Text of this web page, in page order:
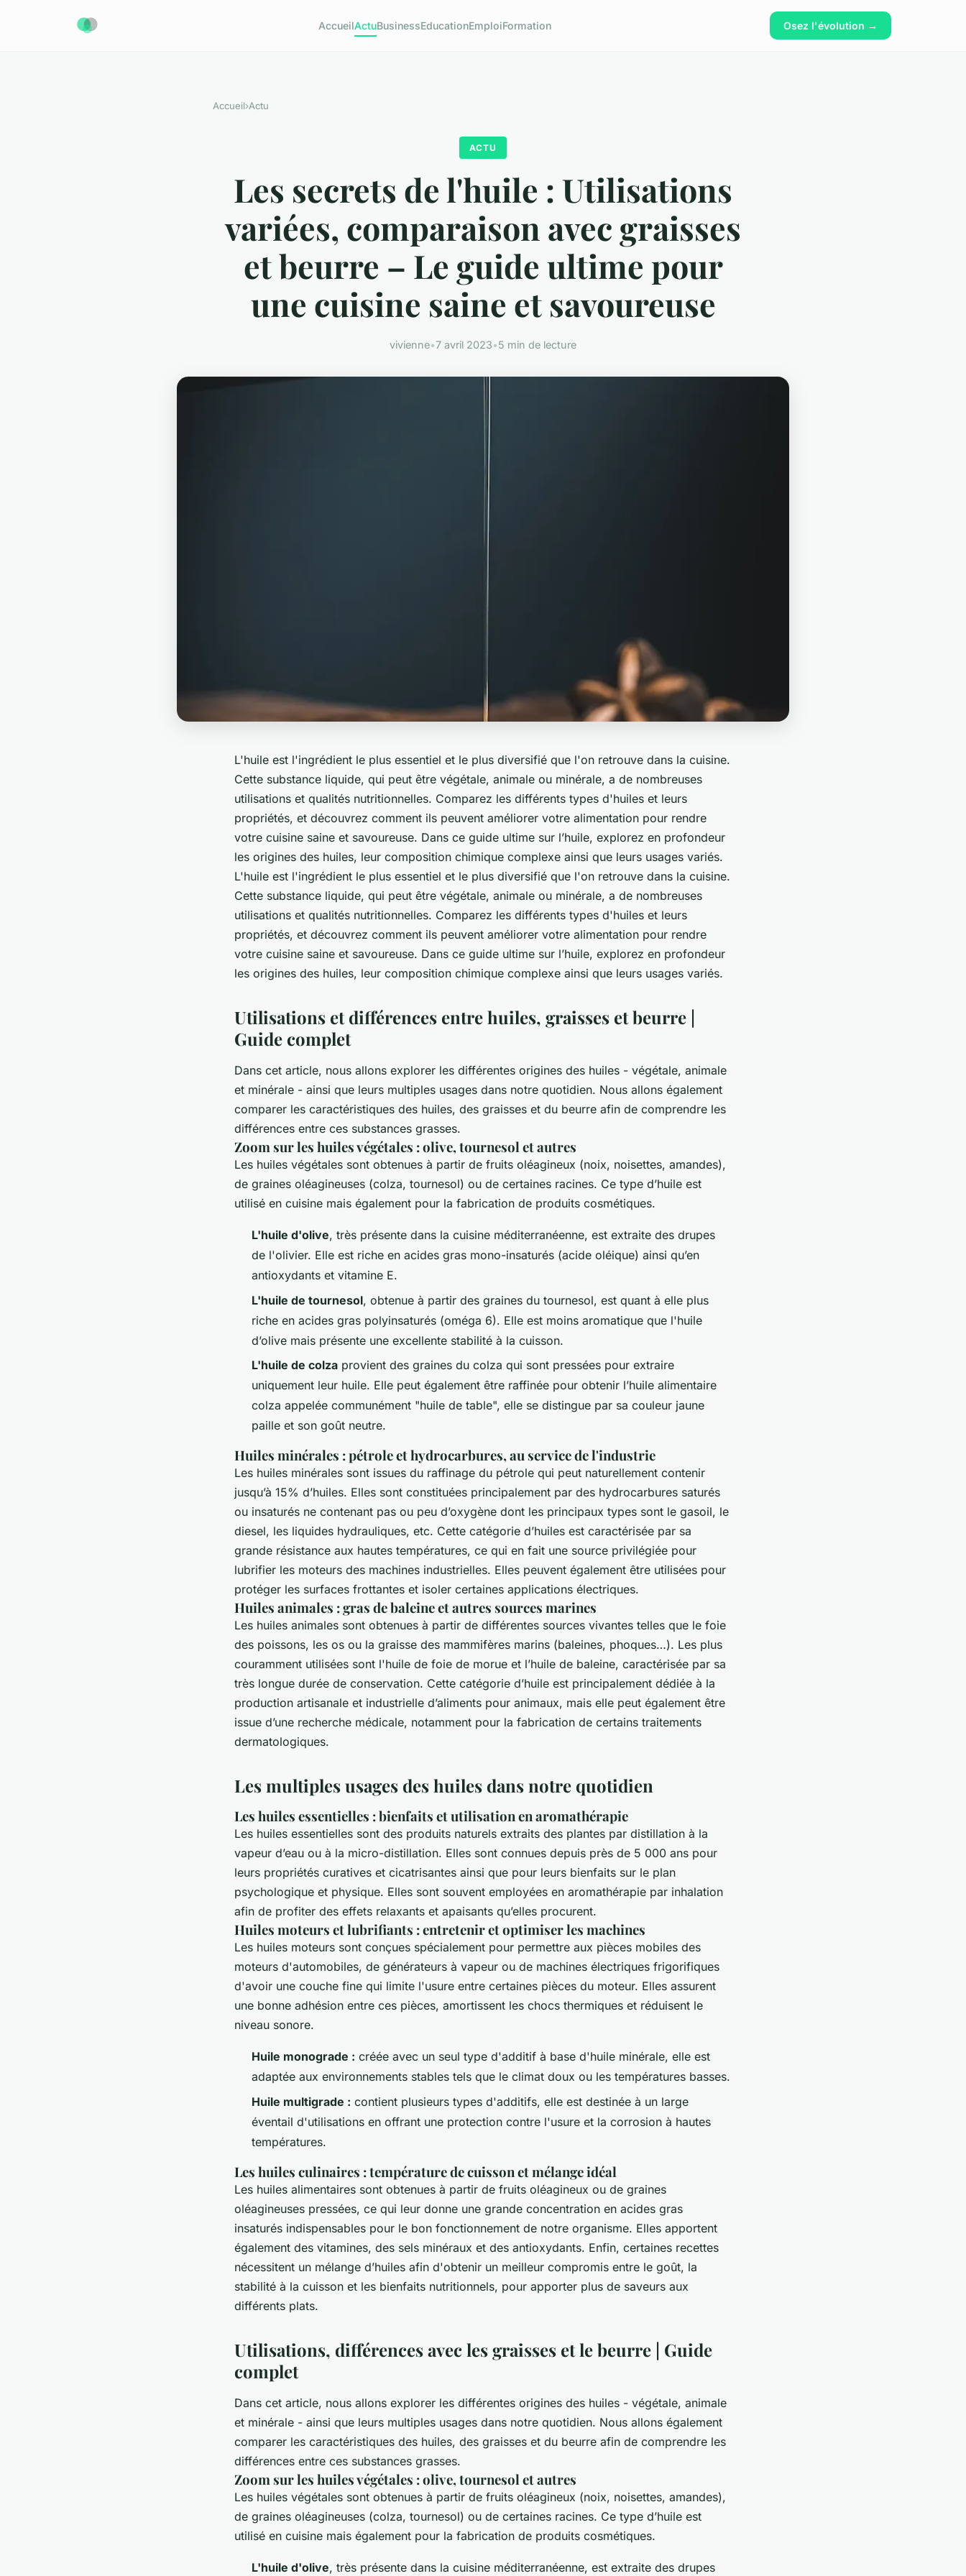
AccueilActuBusinessEducationEmploiFormation Osez l'évolution →
Accueil›Actu
ACTU
Les secrets de l'huile : Utilisations
variées, comparaison avec graisses
et beurre – Le guide ultime pour
une cuisine saine et savoureuse
vivienne•7 avril 2023•5 min de lecture
L'huile est l'ingrédient le plus essentiel et le plus diversifié que l'on retrouve dans la cuisine.
Cette substance liquide, qui peut être végétale, animale ou minérale, a de nombreuses
utilisations et qualités nutritionnelles. Comparez les différents types d'huiles et leurs
propriétés, et découvrez comment ils peuvent améliorer votre alimentation pour rendre
votre cuisine saine et savoureuse. Dans ce guide ultime sur l’huile, explorez en profondeur
les origines des huiles, leur composition chimique complexe ainsi que leurs usages variés.
L'huile est l'ingrédient le plus essentiel et le plus diversifié que l'on retrouve dans la cuisine.
Cette substance liquide, qui peut être végétale, animale ou minérale, a de nombreuses
utilisations et qualités nutritionnelles. Comparez les différents types d'huiles et leurs
propriétés, et découvrez comment ils peuvent améliorer votre alimentation pour rendre
votre cuisine saine et savoureuse. Dans ce guide ultime sur l’huile, explorez en profondeur
les origines des huiles, leur composition chimique complexe ainsi que leurs usages variés.
Utilisations et différences entre huiles, graisses et beurre |
Guide complet
Dans cet article, nous allons explorer les différentes origines des huiles - végétale, animale
et minérale - ainsi que leurs multiples usages dans notre quotidien. Nous allons également
comparer les caractéristiques des huiles, des graisses et du beurre afin de comprendre les
différences entre ces substances grasses.
Zoom sur les huiles végétales : olive, tournesol et autres
Les huiles végétales sont obtenues à partir de fruits oléagineux (noix, noisettes, amandes),
de graines oléagineuses (colza, tournesol) ou de certaines racines. Ce type d’huile est
utilisé en cuisine mais également pour la fabrication de produits cosmétiques.
L'huile d'olive, très présente dans la cuisine méditerranéenne, est extraite des drupes
de l'olivier. Elle est riche en acides gras mono-insaturés (acide oléique) ainsi qu’en
antioxydants et vitamine E.
L'huile de tournesol, obtenue à partir des graines du tournesol, est quant à elle plus
riche en acides gras polyinsaturés (oméga 6). Elle est moins aromatique que l'huile
d’olive mais présente une excellente stabilité à la cuisson.
L'huile de colza provient des graines du colza qui sont pressées pour extraire
uniquement leur huile. Elle peut également être raffinée pour obtenir l’huile alimentaire
colza appelée communément "huile de table", elle se distingue par sa couleur jaune
paille et son goût neutre.
Huiles minérales : pétrole et hydrocarbures, au service de l'industrie
Les huiles minérales sont issues du raffinage du pétrole qui peut naturellement contenir
jusqu’à 15% d’huiles. Elles sont constituées principalement par des hydrocarbures saturés
ou insaturés ne contenant pas ou peu d’oxygène dont les principaux types sont le gasoil, le
diesel, les liquides hydrauliques, etc. Cette catégorie d’huiles est caractérisée par sa
grande résistance aux hautes températures, ce qui en fait une source privilégiée pour
lubrifier les moteurs des machines industrielles. Elles peuvent également être utilisées pour
protéger les surfaces frottantes et isoler certaines applications électriques.
Huiles animales : gras de baleine et autres sources marines
Les huiles animales sont obtenues à partir de différentes sources vivantes telles que le foie
des poissons, les os ou la graisse des mammifères marins (baleines, phoques…). Les plus
couramment utilisées sont l'huile de foie de morue et l’huile de baleine, caractérisée par sa
très longue durée de conservation. Cette catégorie d’huile est principalement dédiée à la
production artisanale et industrielle d’aliments pour animaux, mais elle peut également être
issue d’une recherche médicale, notamment pour la fabrication de certains traitements
dermatologiques.
Les multiples usages des huiles dans notre quotidien
Les huiles essentielles : bienfaits et utilisation en aromathérapie
Les huiles essentielles sont des produits naturels extraits des plantes par distillation à la
vapeur d’eau ou à la micro-distillation. Elles sont connues depuis près de 5 000 ans pour
leurs propriétés curatives et cicatrisantes ainsi que pour leurs bienfaits sur le plan
psychologique et physique. Elles sont souvent employées en aromathérapie par inhalation
afin de profiter des effets relaxants et apaisants qu’elles procurent.
Huiles moteurs et lubrifiants : entretenir et optimiser les machines
Les huiles moteurs sont conçues spécialement pour permettre aux pièces mobiles des
moteurs d'automobiles, de générateurs à vapeur ou de machines électriques frigorifiques
d'avoir une couche fine qui limite l'usure entre certaines pièces du moteur. Elles assurent
une bonne adhésion entre ces pièces, amortissent les chocs thermiques et réduisent le
niveau sonore.
Huile monograde : créée avec un seul type d'additif à base d'huile minérale, elle est
adaptée aux environnements stables tels que le climat doux ou les températures basses.
Huile multigrade : contient plusieurs types d'additifs, elle est destinée à un large
éventail d'utilisations en offrant une protection contre l'usure et la corrosion à hautes
températures.
Les huiles culinaires : température de cuisson et mélange idéal
Les huiles alimentaires sont obtenues à partir de fruits oléagineux ou de graines
oléagineuses pressées, ce qui leur donne une grande concentration en acides gras
insaturés indispensables pour le bon fonctionnement de notre organisme. Elles apportent
également des vitamines, des sels minéraux et des antioxydants. Enfin, certaines recettes
nécessitent un mélange d’huiles afin d'obtenir un meilleur compromis entre le goût, la
stabilité à la cuisson et les bienfaits nutritionnels, pour apporter plus de saveurs aux
différents plats.
Utilisations, différences avec les graisses et le beurre | Guide
complet
Dans cet article, nous allons explorer les différentes origines des huiles - végétale, animale
et minérale - ainsi que leurs multiples usages dans notre quotidien. Nous allons également
comparer les caractéristiques des huiles, des graisses et du beurre afin de comprendre les
différences entre ces substances grasses.
Zoom sur les huiles végétales : olive, tournesol et autres
Les huiles végétales sont obtenues à partir de fruits oléagineux (noix, noisettes, amandes),
de graines oléagineuses (colza, tournesol) ou de certaines racines. Ce type d’huile est
utilisé en cuisine mais également pour la fabrication de produits cosmétiques.
L'huile d'olive, très présente dans la cuisine méditerranéenne, est extraite des drupes